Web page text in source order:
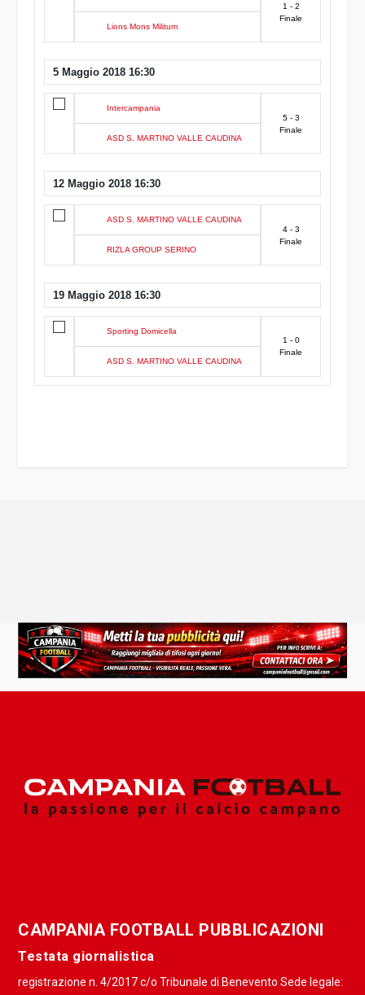
Lions Mons Militum
1 - 2
Finale
5 Maggio 2018 16:30
Intercampania
ASD S. MARTINO VALLE CAUDINA
5 - 3
Finale
12 Maggio 2018 16:30
ASD S. MARTINO VALLE CAUDINA
RIZLA GROUP SERINO
4 - 3
Finale
19 Maggio 2018 16:30
Sporting Domicella
ASD S. MARTINO VALLE CAUDINA
1 - 0
Finale
CAMPANIA FOOTBALL PUBBLICAZIONI
Testata giornalistica
registrazione n. 4/2017 c/o Tribunale di Benevento Sede legale: